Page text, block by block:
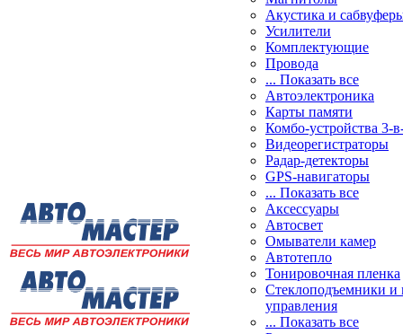
Акустика и
Усилители
Комплектующие
Провода
... Показать все
Автоэлектроника
Карты памяти
Комбо-устройства 3-
Видеорегистраторы
Радар-детекторы
GPS-навигаторы
... Показать все
Аксессуары
Автосвет
Омыватели камер
Автотепло
Тонировочная пленка
Стеклоподъемники и
управления
... Показать все